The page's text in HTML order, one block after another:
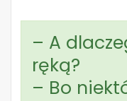
– A
ręką?
– Bo